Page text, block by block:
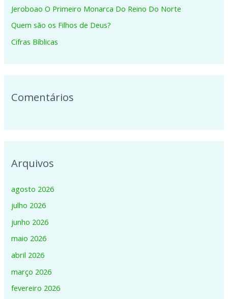
r
p
o
Jeroboao O Primeiro Monarca Do Reino Do Norte
Quem são os Filhos de Deus?
Cifras Bíblicas
Comentários
Arquivos
agosto 2026
julho 2026
junho 2026
maio 2026
abril 2026
março 2026
fevereiro 2026